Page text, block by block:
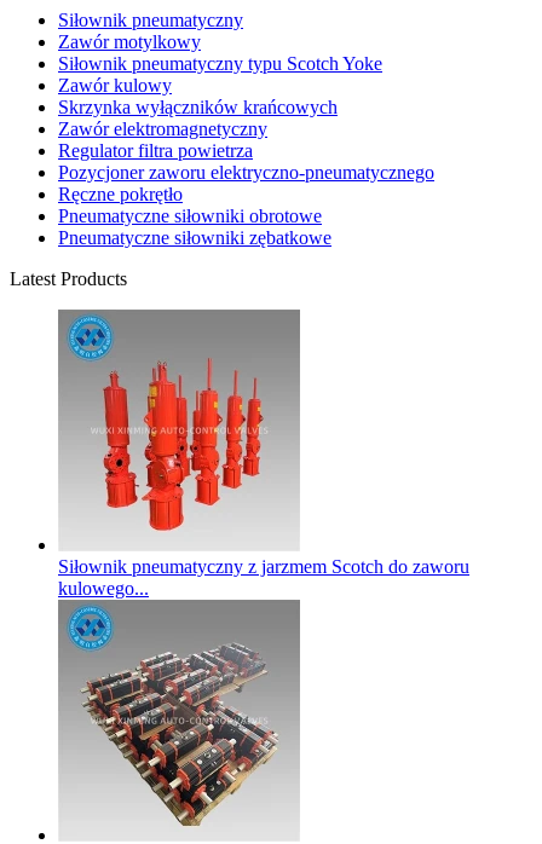
Siłownik pneumatyczny
Zawór motylkowy
Siłownik pneumatyczny typu Scotch Yoke
Zawór kulowy
Skrzynka wyłączników krańcowych
Zawór elektromagnetyczny
Regulator filtra powietrza
Pozycjoner zaworu elektryczno-pneumatycznego
Ręczne pokrętło
Pneumatyczne siłowniki obrotowe
Pneumatyczne siłowniki zębatkowe
Latest Products
Siłownik pneumatyczny z jarzmem Scotch do zaworu
kulowego...